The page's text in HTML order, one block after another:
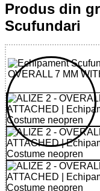
Produs din
Scufundari